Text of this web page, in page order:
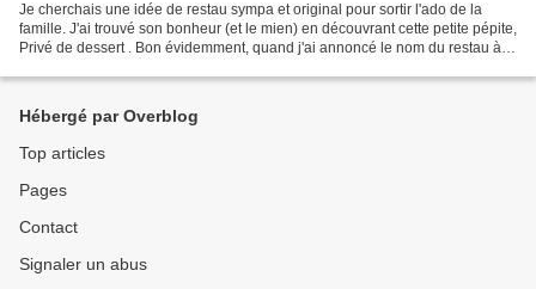
Je cherchais une idée de restau sympa et original pour sortir l'ado de la
famille. J'ai trouvé son bonheur (et le mien) en découvrant cette petite pépite,
Privé de dessert . Bon évidemment, quand j'ai annoncé le nom du restau à
Hébergé par Overblog
Top articles
Pages
Contact
Signaler un abus